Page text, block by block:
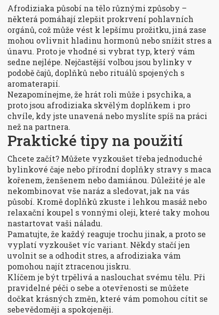
Afrodiziaka působí na tělo různými způsoby –
některá pomáhají zlepšit prokrvení pohlavních
orgánů, což může vést k lepšímu prožitku, jiná zase
mohou ovlivnit hladinu hormonů nebo snížit stres a
únavu. Proto je vhodné si vybrat typ, který vám
sedne nejlépe. Nejčastější volbou jsou bylinky v
podobě čajů, doplňků nebo rituálů spojených s
aromaterapií.
Nezapomínejme, že hrát roli může i psychika, a
proto jsou afrodiziaka skvělým doplňkem i pro
chvíle, kdy jste unavená nebo myslíte spíš na práci
než na partnera.
Praktické tipy na použití
Chcete začít? Můžete vyzkoušet třeba jednoduché
bylinkové čaje nebo přírodní doplňky stravy s maca
kořenem, ženšenem nebo damiánou. Důležité je ale
nekombinovat vše naráz a sledovat, jak na vás
působí. Kromě doplňků zkuste i lehkou masáž nebo
relaxační koupel s vonnými oleji, které taky mohou
nastartovat vaši náladu.
Pamatujte, že každý reaguje trochu jinak, a proto se
vyplatí vyzkoušet víc variant. Někdy stačí jen
uvolnit se a odhodit stres, a afrodiziaka vám
pomohou najít ztracenou jiskru.
Klíčem je být trpělivá a naslouchat svému tělu. Při
pravidelné péči o sebe a otevřenosti se můžete
dočkat krásných změn, které vám pomohou cítit se
sebevědoměji a spokojeněji.